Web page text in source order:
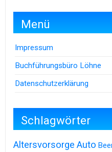
Menü
Impressum
Buchführungsbüro Löhne
Datenschutzerklärung
Schlagwörter
Altersvorsorge Auto